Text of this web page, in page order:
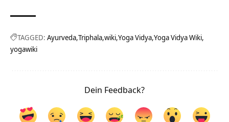
TAGGED: Ayurveda Triphala wiki Yoga Vidya Yoga Vidya Wiki
yogawiki
Dein Feedback?